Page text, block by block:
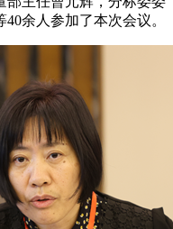
余人参加了本次会议。